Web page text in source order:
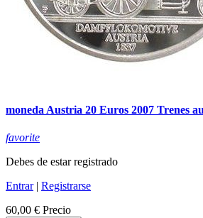
moneda Austria 20 Euros 2007 Trenes
favorite
Debes de estar registrado
Entrar| Registrarse
60,00 € Precio